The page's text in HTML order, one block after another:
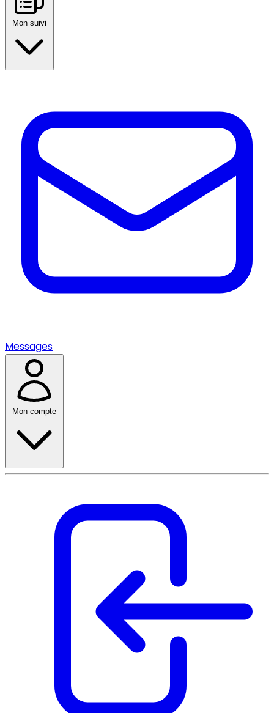
Mon suivi
Messages
Mon compte